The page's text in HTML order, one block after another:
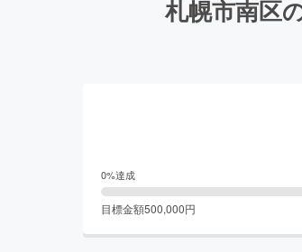
札幌市南区
0%達成
目標金額500,000円